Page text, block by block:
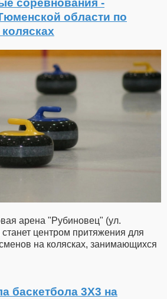
соревнования -
области по
арена "Рубиновец" (ул.
центром притяжения для
на колясках, занимающихся
баскетбола 3X3 на